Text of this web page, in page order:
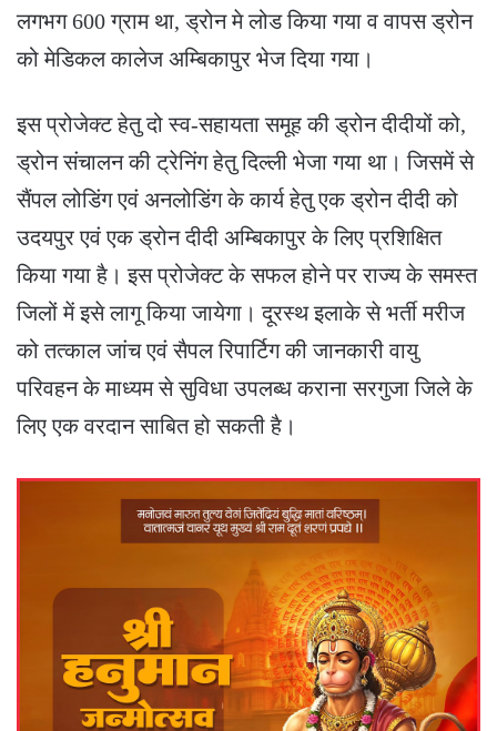
लगभग 600 ग्राम था, ड्रोन मे लोड किया गया व वापस ड्रोन
को मेडिकल कालेज अम्बिकापुर भेज दिया गया।
इस प्रोजेक्ट हेतु दो स्व-सहायता समूह की ड्रोन दीदीयों को,
ड्रोन संचालन की ट्रेनिंग हेतु दिल्ली भेजा गया था। जिसमें से
सैंपल लोडिंग एवं अनलोडिंग के कार्य हेतु एक ड्रोन दीदी को
उदयपुर एवं एक ड्रोन दीदी अम्बिकापुर के लिए प्रशिक्षित
किया गया है। इस प्रोजेक्ट के सफल होने पर राज्य के समस्त
जिलों में इसे लागू किया जायेगा। दूरस्थ इलाके से भर्ती मरीज
को तत्काल जांच एवं सैपल रिपार्टिग की जानकारी वायु
परिवहन के माध्यम से सुविधा उपलब्ध कराना सरगुजा जिले के
लिए एक वरदान साबित हो सकती है।